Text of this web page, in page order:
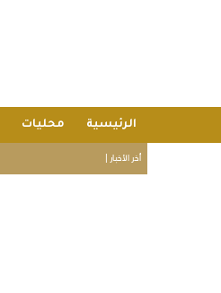
الرئيسية محليات
أخر الأخبار |